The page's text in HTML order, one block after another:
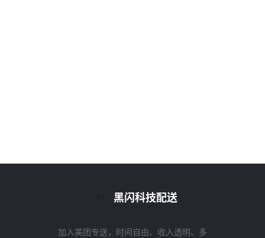
黑闪科技配送
加入美团专送，时间自由、收入透明、多